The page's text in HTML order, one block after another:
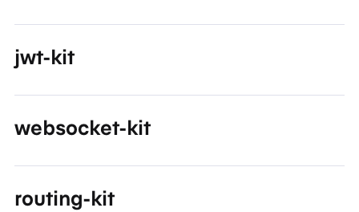
jwt-kit
websocket-kit
routing-kit